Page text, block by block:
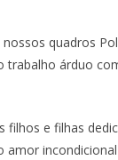
quadros
árduo
e filhas